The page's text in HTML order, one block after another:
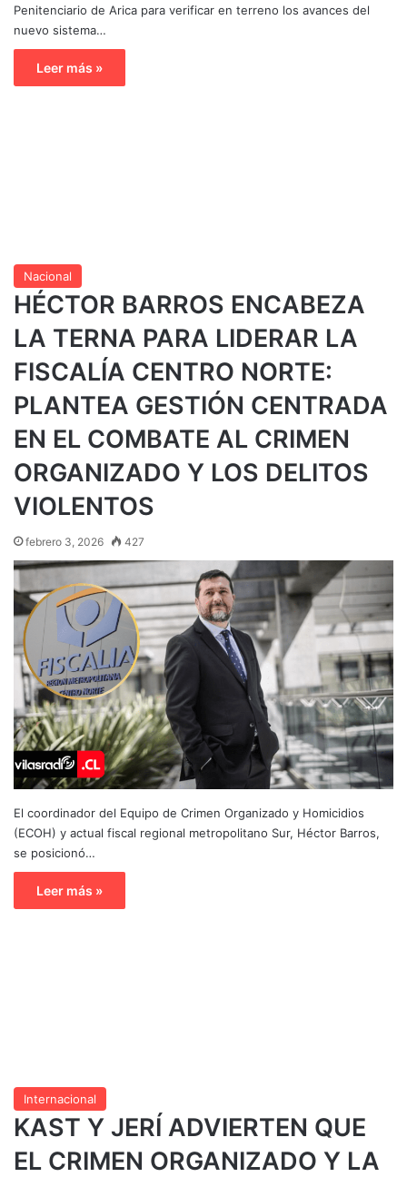
Penitenciario de Arica para verificar en terreno los avances del
nuevo sistema…
Leer más »
Nacional
HÉCTOR BARROS ENCABEZA
LA TERNA PARA LIDERAR LA
FISCALÍA CENTRO NORTE:
PLANTEA GESTIÓN CENTRADA
EN EL COMBATE AL CRIMEN
ORGANIZADO Y LOS DELITOS
VIOLENTOS
febrero 3, 2026 427
El coordinador del Equipo de Crimen Organizado y Homicidios
(ECOH) y actual fiscal regional metropolitano Sur, Héctor Barros,
se posicionó…
Leer más »
Internacional
KAST Y JERÍ ADVIERTEN QUE
EL CRIMEN ORGANIZADO Y LA